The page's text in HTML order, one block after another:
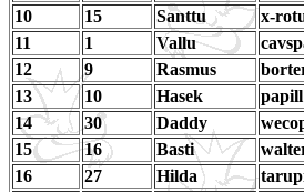
10
15 Santtu x-
11
1 Vallu
12
9 Rasmus
13
10 Hasek papill
14
30 Daddy
15
16 Basti
16
27 Hilda